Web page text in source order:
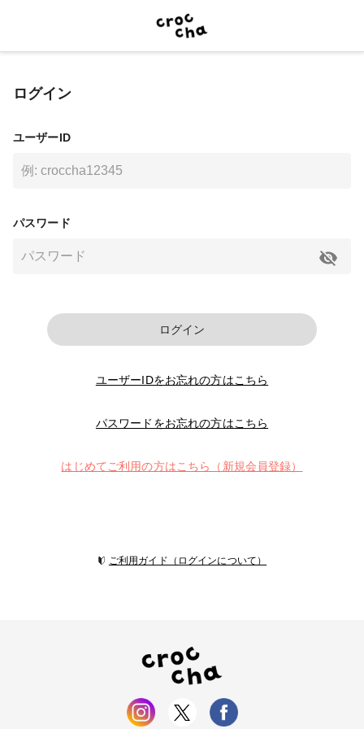
ログイン
ユーザーID
パスワード
ログイン
ユーザーIDをお忘れの方はこちら
パスワードをお忘れの方はこちら
はじめてご利用の方はこちら（新規会員登録）
ご利用ガイド（ログインについて）